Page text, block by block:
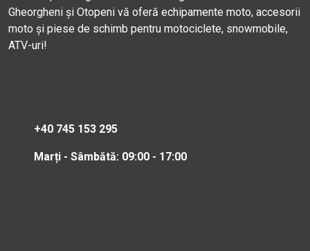
Gheorgheni și Otopeni vă oferă echipamente moto, accesorii
moto și piese de schimb pentru motociclete, snowmobile,
ATV-uri!
+40 745 153 295
Marți - Sâmbătă: 09:00 - 17:00